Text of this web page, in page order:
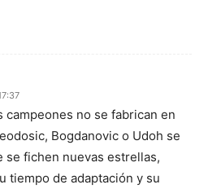
campeones no se fabrican en
Bogdanovic o Udoh se
se fichen nuevas estrellas,
tiempo de adaptación y su